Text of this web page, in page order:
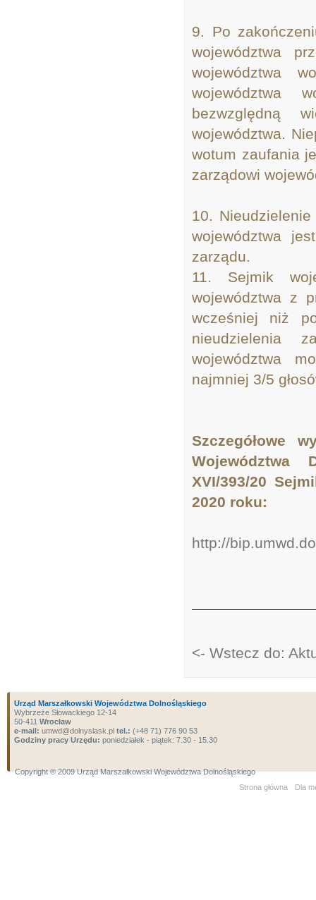
9. Po
województwa
województwa
województwa
bezwzględną
województwa.
wotum zaufania
zarządowi
10.
województwa
zarządu.
11. Sejmik
województwa z
wcześniej niż
nieudzielenia
województwa
najmniej 3/5
Szczegółowe
Województwa
XVI/393/20
2020 roku:
http://
<- Wstecz do:
Urząd Marszałkowski Województwa Dolnośląskiego
Wybrzeże Słowackiego 12-14
50-411 Wrocław
e-mail: umwd@dolnyslask.pl tel.: (+48 71) 776 90 53
Godziny pracy Urzędu: poniedziałek - piątek: 7.30 - 15.30
Copyright ® 2009 Urząd Marszałkowski Województwa Dolnośląskiego
Strona główna
Dla